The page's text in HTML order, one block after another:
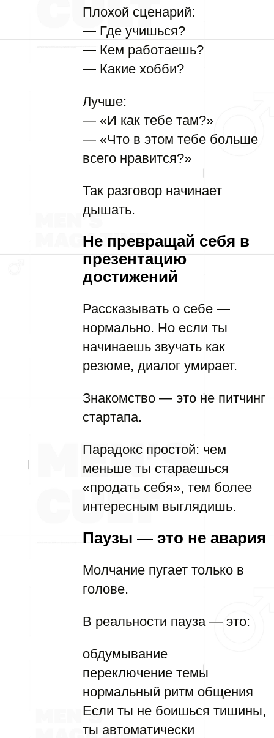
Плохой сценарий:
— Где учишься?
— Кем работаешь?
— Какие хобби?
Лучше:
— «И как тебе там?»
— «Что в этом тебе больше
всего нравится?»
Так разговор начинает
дышать.
Не превращай себя в
презентацию
достижений
Рассказывать о себе —
нормально. Но если ты
начинаешь звучать как
резюме, диалог умирает.
Знакомство — это не питчинг
стартапа.
Парадокс простой: чем
меньше ты стараешься
«продать себя», тем более
интересным выглядишь.
Паузы — это не авария
Молчание пугает только в
голове.
В реальности пауза — это:
обдумывание
переключение темы
нормальный ритм общения
Если ты не боишься тишины,
ты автоматически